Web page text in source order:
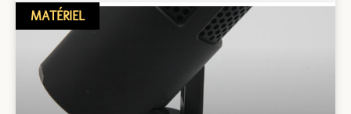
MATÉRIEL